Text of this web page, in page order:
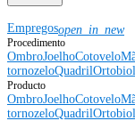
Empregosopen_in_new
Procedimento
OmbroJoelhoCotovelo
tornozeloQuadril
Producto
OmbroJoelhoCotovelo
tornozeloQuadril